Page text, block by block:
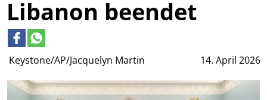
Keystone/AP/Jacquelyn Martin 14. April 2026
Libanon beendet